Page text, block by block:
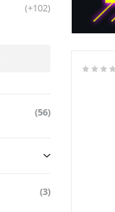
(+102)
(56)
(3)